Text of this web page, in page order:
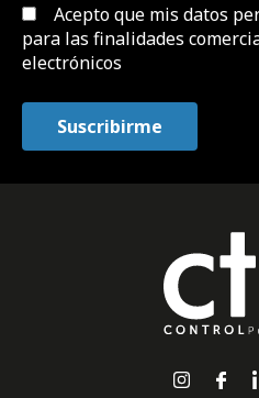
Acepto que mis datos
para las finalidades
electrónicos